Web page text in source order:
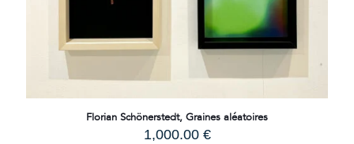
Florian Schönerstedt, Graines aléatoires
1,000.00 €